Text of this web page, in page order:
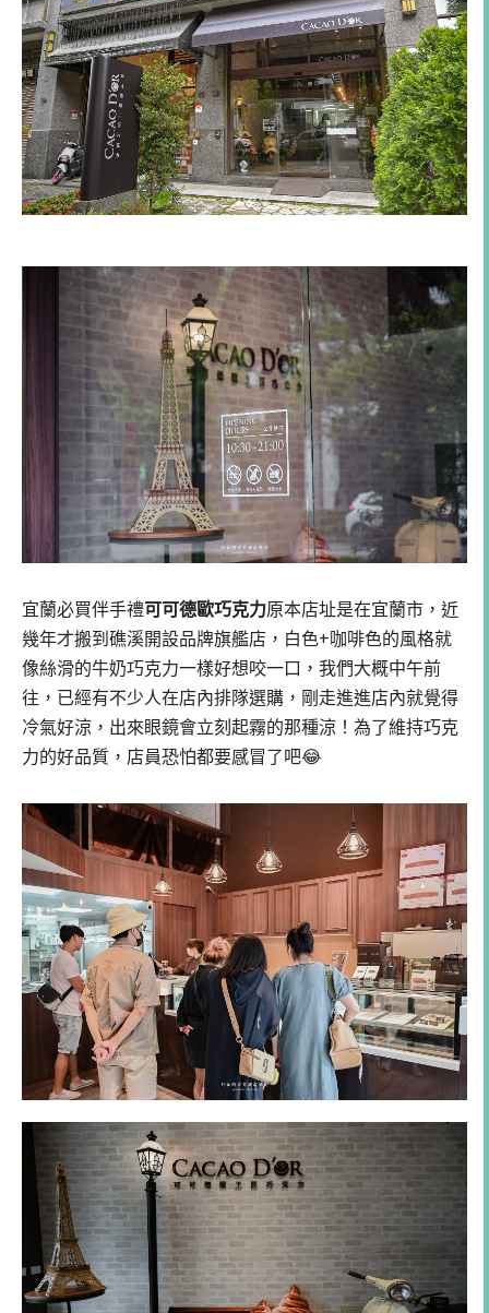
宜蘭必買伴手禮可可德歐巧克力原本店址是在宜蘭市，近
幾年才搬到礁溪開設品牌旗艦店，白色+咖啡色的風格就
像絲滑的牛奶巧克力一樣好想咬一口，我們大概中午前
往，已經有不少人在店內排隊選購，剛走進進店內就覺得
冷氣好涼，出來眼鏡會立刻起霧的那種涼！為了維持巧克
力的好品質，店員恐怕都要感冒了吧😂